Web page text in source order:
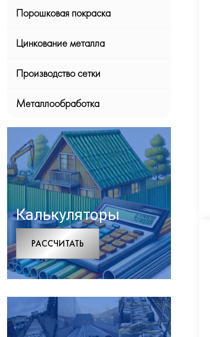
Порошковая покраска
Цинкование металла
Производство сетки
Металлообработка
Калькуляторы
РАCСЧИТАТЬ